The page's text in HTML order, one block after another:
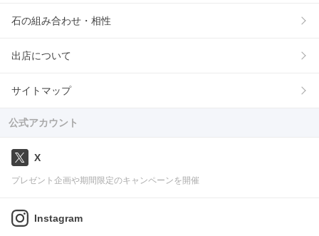
石の組み合わせ・相性
出店について
サイトマップ
公式アカウント
X
プレゼント企画や期間限定のキャンペーンを開催
Instagram